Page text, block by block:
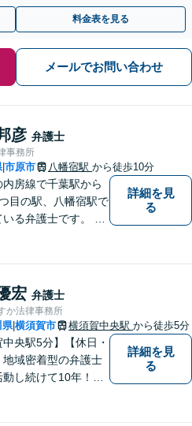
イン相談可】
料金表を見る
メールでお問い合わせ
彦 弁護士
事務所
|市原市 八幡宿駅 から徒歩10分
房線で千葉駅から
目の駅、八幡宿駅で
る弁護士です。 八
。
詳細を見
る
宏 弁護士
か法律事務所
県|横須賀市 横須賀中央駅 から徒歩5分
中央駅5分】【休日・
地域密着型の弁護士
し続けて10年！豊
詳細を見
る